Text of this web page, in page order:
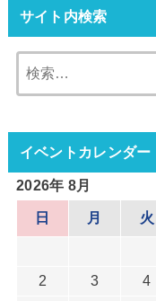
サイト内検索
イベントカレンダー
2026年 8月
日 月 火
2
3 4